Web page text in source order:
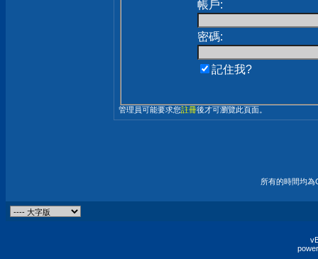
帳戶:
密碼:
記住我?
管理員可能要求您註冊後才可瀏覽此頁面。
所有的時間均為